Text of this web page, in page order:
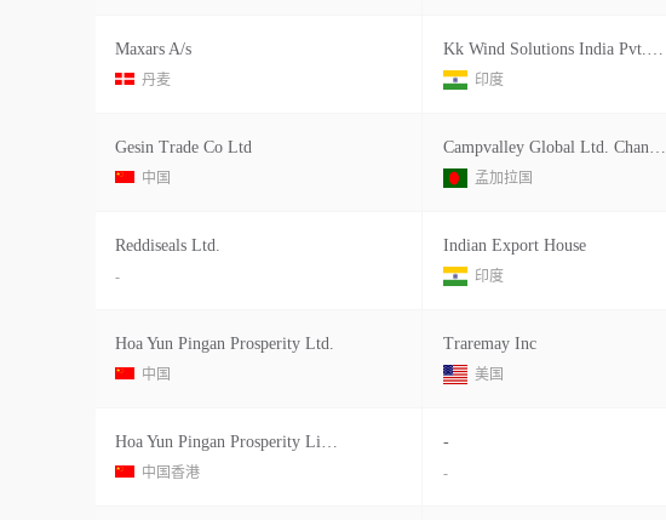
Maxars A/s
丹麦
Kk Wind Solutions India Pvt.ltd.
印度
Gesin Trade Co Ltd
中国
Campvalley Global Ltd. Changed From
孟加拉国
Reddiseals Ltd.
-
Indian Export House
印度
Hoa Yun Pingan Prosperity Ltd.
中国
Traremay Inc
美国
Hoa Yun Pingan Prosperity Limited
中国香港
-
-